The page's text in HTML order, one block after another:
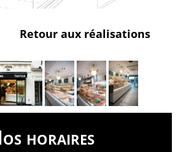
Retour aux réalisations
horaires